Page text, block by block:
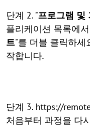
단계 2. "프로그램 및
플리케이션 목록에
트"를 더블 클릭하세
작합니다.
단계 3. https://
처음부터 과정을 다